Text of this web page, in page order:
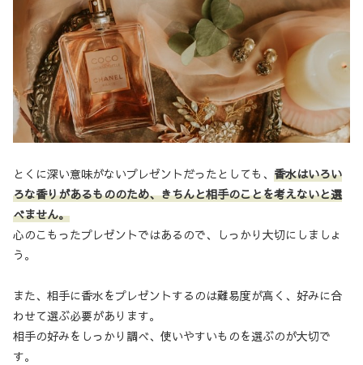
とくに深い意味がないプレゼントだったとしても、 香水はいろい
ろな香りがあるもののため、きちんと相手のことを考えないと選
べません。
心のこもったプレゼントではあるので、しっかり大切にしましょ
う。
また、相手に香水をプレゼントするのは難易度が高く、好みに合
わせて選ぶ必要があります。
相手の好みをしっかり調べ、使いやすいものを選ぶのが大切で
す。